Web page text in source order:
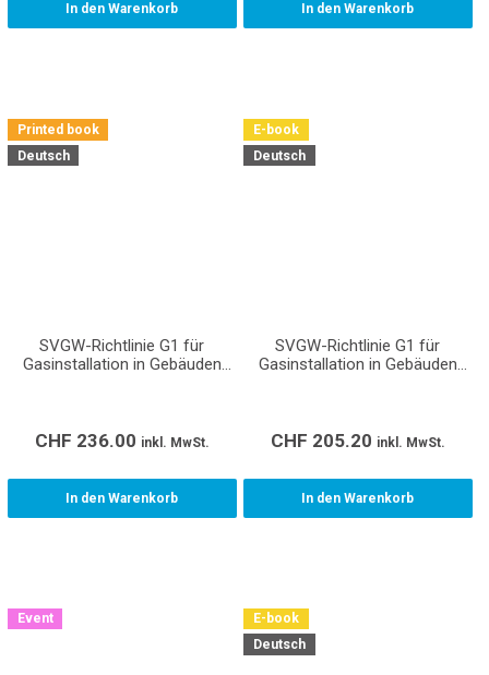
In den Warenkorb In den Warenkorb
Printed book
Deutsch
SVGW-Richtlinie G1 für
Gasinstallation in Gebäuden
CHF 236.00 inkl. MwSt.
In den Warenkorb
E-book
Deutsch
SVGW-Richtlinie G1 für
Gasinstallation in Gebäuden
CHF 205.20 inkl. MwSt.
In den Warenkorb
Event
E-book
Deutsch